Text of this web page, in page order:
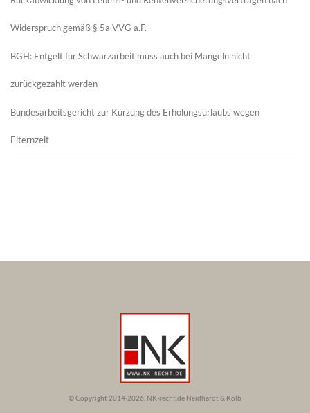
Widerspruch gemäß § 5a VVG a.F.
BGH: Entgelt für Schwarzarbeit muss auch bei Mängeln nicht
zurückgezahlt werden
Bundesarbeitsgericht zur Kürzung des Erholungsurlaubs wegen
Elternzeit
© Copyright 2014-2026, NK-recht.de Neidhardt & Kolb